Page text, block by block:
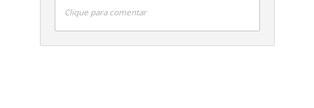
Clique para comentar